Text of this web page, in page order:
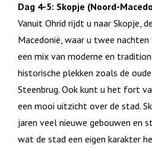
Dag 4-5: Skopje (Noord-
Vanuit Ohrid rijdt u naar Skopje,
Macedonië, waar u twee
een mix van moderne en
historische plekken zoals de
Steenbrug. Ook kunt u het fort
een mooi uitzicht over de stad.
jaren veel nieuwe gebouwen en
wat de stad een eigen karakter